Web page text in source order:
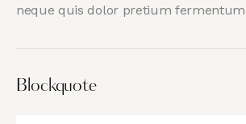
neque quis dolor pretium
Blockquote